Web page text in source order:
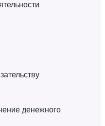
денежного